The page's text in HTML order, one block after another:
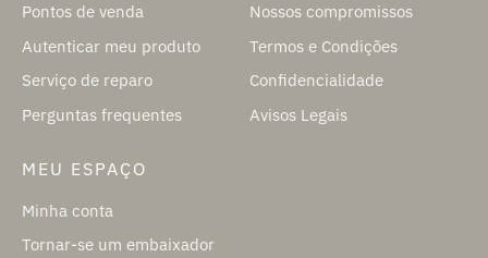
Pontos de venda
Autenticar meu produto
Serviço de reparo
Perguntas frequentes
Nossos compromissos
Termos e Condições
Confidencialidade
Avisos Legais
MEU ESPAÇO
Minha conta
Tornar-se um embaixador